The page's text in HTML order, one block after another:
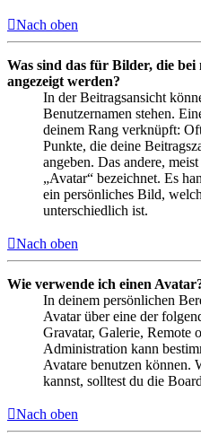
Nach oben
Was sind das für Bilder, die bei
angezeigt werden?
In der Beitragsansicht
Benutzernamen stehen.
deinem Rang verknüpft:
Punkte, die deine
angeben. Das andere,
„Avatar“ bezeichnet. Es
ein persönliches Bild,
unterschiedlich ist.
Nach oben
Wie verwende ich einen
In deinem persönlichen
Avatar über eine der
Gravatar, Galerie, Remote
Administration kann
Avatare benutzen können.
kannst, solltest du die
Nach oben